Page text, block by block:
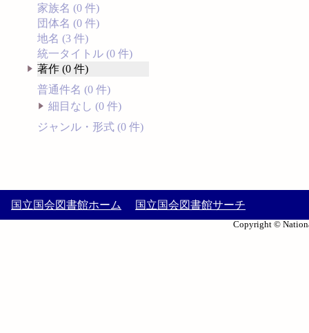
家族名 (0 件)
団体名 (0 件)
地名 (3 件)
統一タイトル (0 件)
著作 (0 件)
普通件名 (0 件)
細目なし (0 件)
ジャンル・形式 (0 件)
国立国会図書館ホーム 国立国会図書館サーチ
Copyright ©